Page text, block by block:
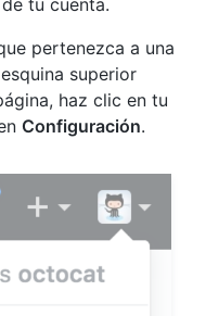
tu cuenta.
pertenezca a una
superior
haz clic en tu
Configuración.